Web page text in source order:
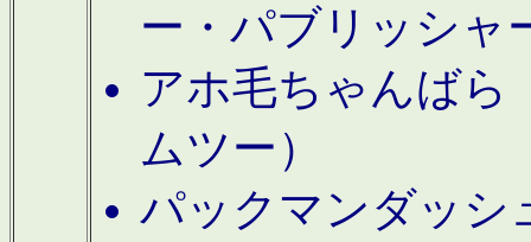
ー・パブリッシャ
アホ毛ちゃんばら
ムツー）
パックマンダッシ